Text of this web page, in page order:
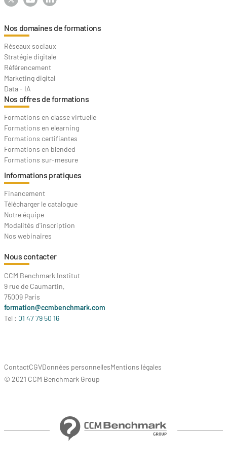
Nos domaines de formations
Réseaux sociaux
Stratégie digitale
Référencement
Marketing digital
Data - IA
Nos offres de formations
Formations en classe virtuelle
Formations en elearning
Formations certifiantes
Formations en blended
Formations sur-mesure
Informations pratiques
Financement
Télécharger le catalogue
Notre équipe
Modalités d'inscription
Nos webinaires
Nous contacter
CCM Benchmark Institut
9 rue de Caumartin,
75009 Paris
formation@ccmbenchmark.com
Tel : 01 47 79 50 16
ContactCGVDonnées personnellesMentions légales
© 2021 CCM Benchmark Group